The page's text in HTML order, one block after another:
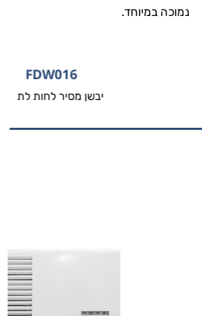
נמוכה במיוחד.
יבשן מסיר לחות לתליה